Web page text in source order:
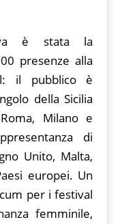
è stata la
presenze alla
il pubblico è
della Sicilia
Milano e
di
Unito, Malta,
europei. Un
per i festival
femminile,